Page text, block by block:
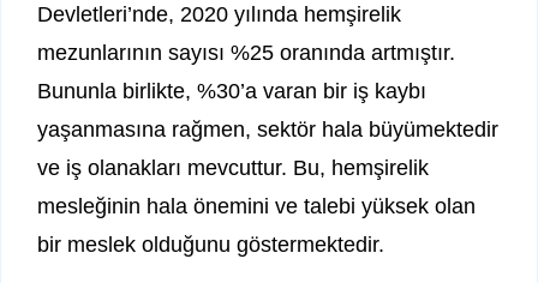
Devletleri’nde, 2020 yılında hemşirelik
mezunlarının sayısı %25 oranında artmıştır.
Bununla birlikte, %30’a varan bir iş kaybı
yaşanmasına rağmen, sektör hala büyümektedir
ve iş olanakları mevcuttur. Bu, hemşirelik
mesleğinin hala önemini ve talebi yüksek olan
bir meslek olduğunu göstermektedir.